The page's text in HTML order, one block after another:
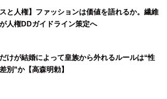
スと人権】ファッションは価値を語れるか。繊維
人権DDガイドライン策定へ
けが結婚によって皇族から外れるルールは“性
別”か【高森明勅】